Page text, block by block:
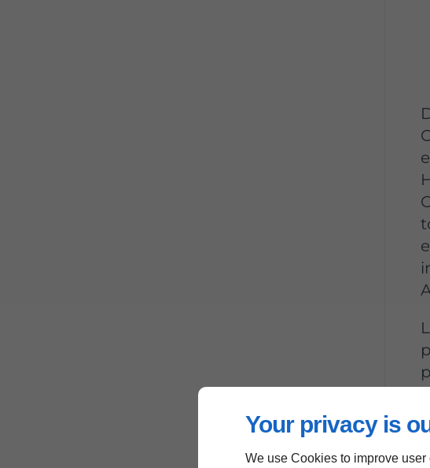
Your privacy is
We use Cookies to improve